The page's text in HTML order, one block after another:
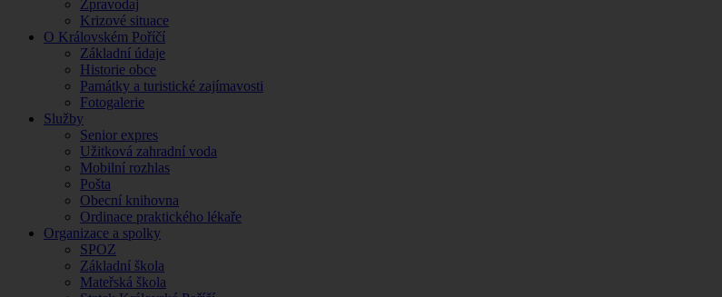
Zpravodaj
Krizové situace
O Královském Poříčí
Základní údaje
Historie obce
Památky a turistické zajímavosti
Fotogalerie
Služby
Senior expres
Užitková zahradní voda
Mobilní rozhlas
Pošta
Obecní knihovna
Ordinace praktického lékaře
Organizace a spolky
SPOZ
Základní škola
Mateřská škola